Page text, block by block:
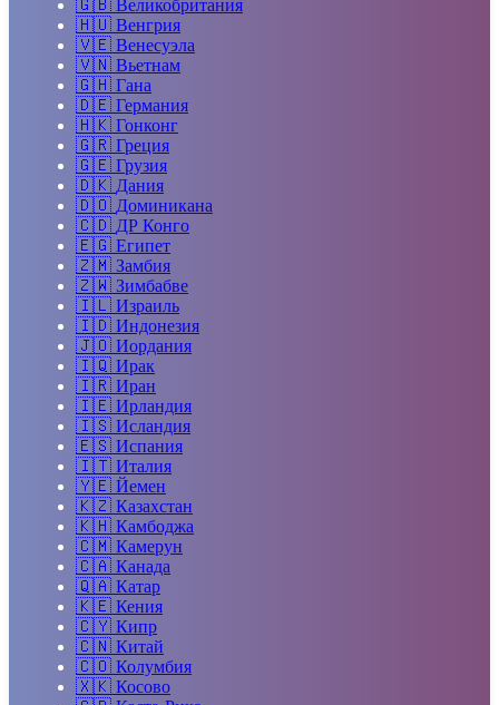
🇬🇧 Великобритания
🇭🇺 Венгрия
🇻🇪 Венесуэла
🇻🇳 Вьетнам
🇬🇭 Гана
🇩🇪 Германия
🇭🇰 Гонконг
🇬🇷 Греция
🇬🇪 Грузия
🇩🇰 Дания
🇩🇴 Доминикана
🇨🇩 ДР Конго
🇪🇬 Египет
🇿🇲 Замбия
🇿🇼 Зимбабве
🇮🇱 Израиль
🇮🇩 Индонезия
🇯🇴 Иордания
🇮🇶 Ирак
🇮🇷 Иран
🇮🇪 Ирландия
🇮🇸 Исландия
🇪🇸 Испания
🇮🇹 Италия
🇾🇪 Йемен
🇰🇿 Казахстан
🇰🇭 Камбоджа
🇨🇲 Камерун
🇨🇦 Канада
🇶🇦 Катар
🇰🇪 Кения
🇨🇾 Кипр
🇨🇳 Китай
🇨🇴 Колумбия
🇽🇰 Косово